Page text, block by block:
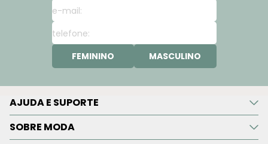
FEMININO MASCULINO
AJUDA E SUPORTE
SOBRE MODA